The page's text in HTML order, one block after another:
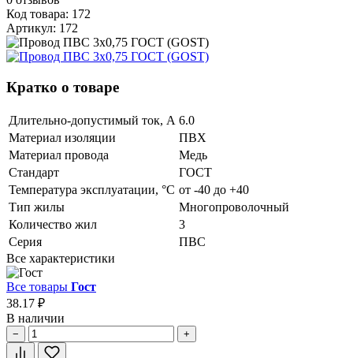
Код товара: 172
Артикул: 172
Кратко о товаре
Длительно-допустимый ток, А 6.0
Материал изоляции
ПВХ
Материал провода
Медь
Стандарт
ГОСТ
Температура эксплуатации, °С от -40 до +40
Тип жилы
Многопроволочный
Количество жил
3
Серия
ПВС
Все характеристики
Все товары Гост
38.17 ₽
В наличии
− +